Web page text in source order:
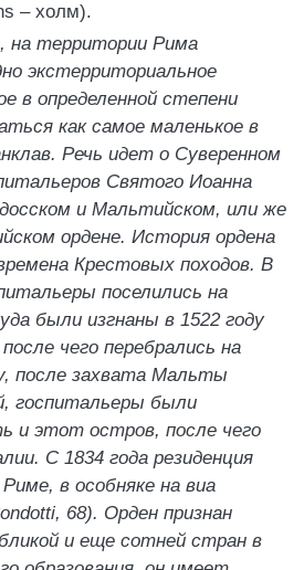
– холм).
на территории Рима
экстерриториальное
в определенной степени
как самое маленькое в
Речь идет о Суверенном
Святого Иоанна
и Мальтийском, или же
ордене. История ордена
Крестовых походов. В
поселились на
были изгнаны в 1522 году
чего перебрались на
после захвата Мальты
госпитальеры были
и этот остров, после чего
С 1834 года резиденция
в особняке на виа
68). Орден признан
и еще сотней стран в